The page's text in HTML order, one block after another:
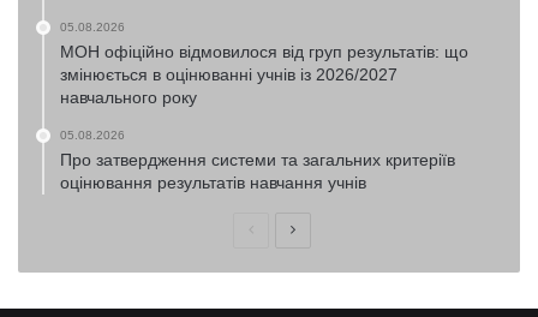
05.08.2026
МОН офіційно відмовилося від груп результатів: що
змінюється в оцінюванні учнів із 2026/2027
навчального року
05.08.2026
Про затвердження системи та загальних критеріїв
оцінювання результатів навчання учнів
ПопередняНаступна